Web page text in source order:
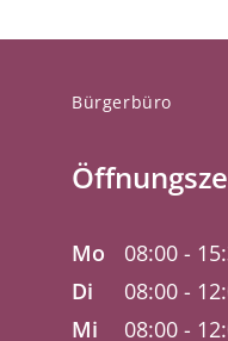
Bürgerbüro
Mo
08:00 -
Di
08:00 -
Mi
08:00 -